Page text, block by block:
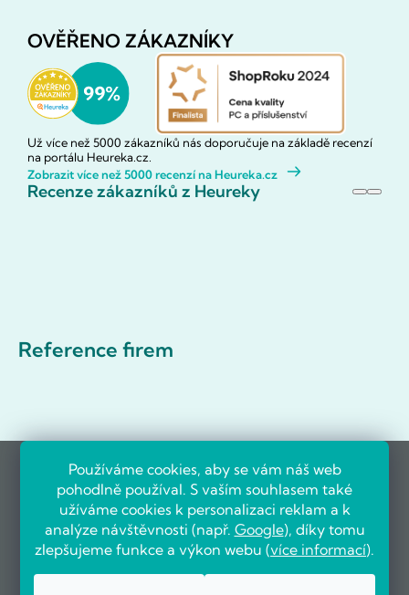
Používáme cookies, aby se vám náš web
pohodlně používal. S vaším souhlasem také
užíváme cookies k personalizaci reklam a k
analýze návštěvnosti (např. Google), díky tomu
zlepšujeme funkce a výkon webu (více informací).
OVĚŘENO ZÁKAZNÍKY
Už více než 5000 zákazníků nás doporučuje na základě recenzí
na portálu Heureka.cz.
Zobrazit více než 5000 recenzí na Heureka.cz
Recenze zákazníků z Heureky
Reference firem